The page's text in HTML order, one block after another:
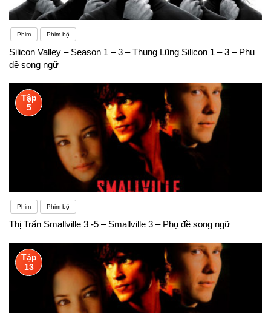
Phim Phim bộ
Silicon Valley – Season 1 – 3 – Thung Lũng Silicon 1 – 3 – Phụ
đề song ngữ
Tập
5
Phim Phim bộ
Thị Trấn Smallville 3 -5 – Smallville 3 – Phụ đề song ngữ
Tập
13